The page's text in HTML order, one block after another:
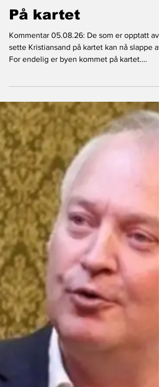
Kommentar 05.08.26: De som er opptatt av
sette Kristiansand på kartet kan nå slappe
Av Bernt H. Utne, publisert 05.08.2026
Under oppgjøret mellom rivalene Viking og
Start fikk tilhengere og motstandere av
lag utløp for sin innestengte aggresjoner. Til
fryd for enkelte, men til fortvilelse og avsky
for alle som liker fotballen der kampe